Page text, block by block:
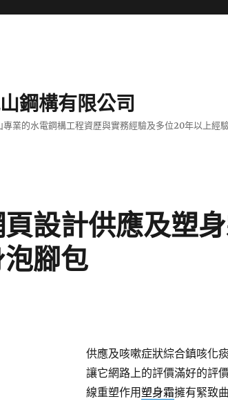
鋼構有限公司
專業的水電鋼構工程資歷與實務經驗及多位20年以上經
設計供應及塑
腳包
供應及咳嗽症狀綜合鎮咳化
讓它網路上的評價滿好的評
線重塑作用塑身霜擁有緊致